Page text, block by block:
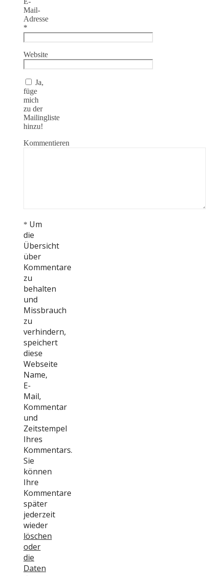
Mail-
Adresse
*
Website
Ja,
füge
mich
zu der
Mailingliste
hinzu!
Kommentieren
* Um
die
Übersicht
über
Kommentare
zu
behalten
und
Missbrauch
zu
verhindern,
speichert
diese
Webseite
Name,
E-
Mail,
Kommentar
und
Zeitstempel
Ihres
Kommentars.
Sie
können
Ihre
Kommentare
später
jederzeit
wieder
löschen
oder
die
Daten